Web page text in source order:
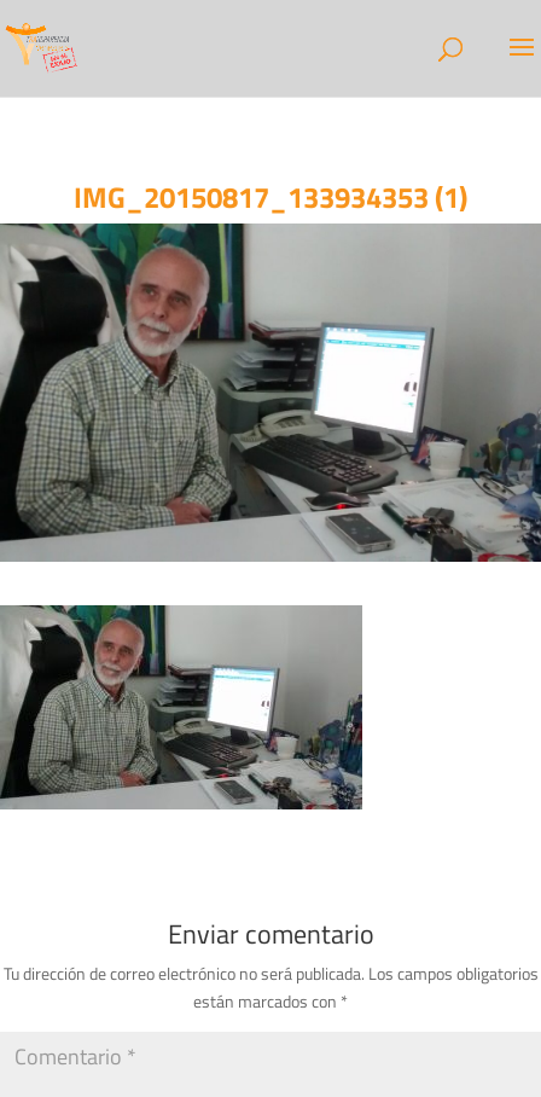
IMG_20150817_133934353 (1)
Enviar comentario
Tu dirección de correo electrónico no será publicada. Los campos obligatorios
están marcados con *